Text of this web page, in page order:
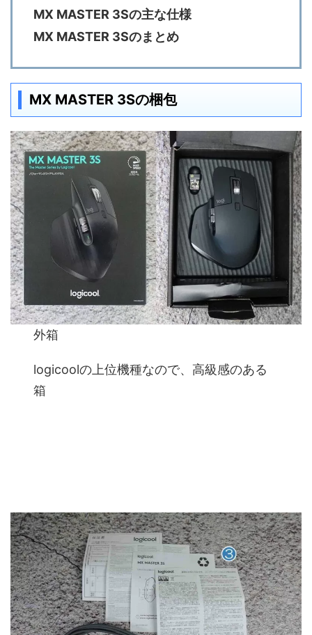
MX MASTER 3Sの主な仕様
MX MASTER 3Sのまとめ
MX MASTER 3Sの梱包
外箱
logicoolの上位機種なので、高級感のある
箱